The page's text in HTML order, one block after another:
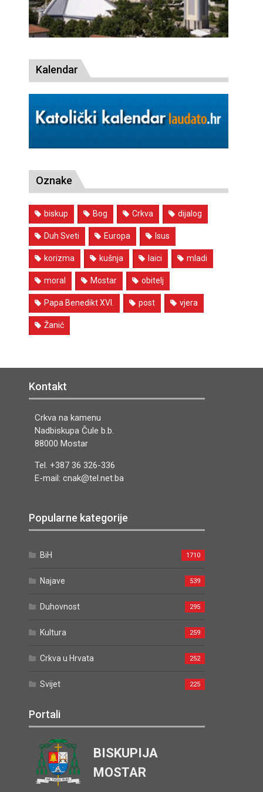
Kalendar
Oznake
biskup Bog Crkva dijalog
Duh Sveti Europa Isus
korizma kušnja laici mladi
moral Mostar obitelj
Papa Benedikt XVI. post vjera
Žanić
Kontakt
Crkva na kamenu
Nadbiskupa Čule b.b.
88000 Mostar
Tel. +387 36 326-336
E-mail: cnak@tel.net.ba
Popularne kategorije
BiH 1710
Najave 539
Duhovnost 295
Kultura 259
Crkva u Hrvata 252
Svijet 225
Portali
BISKUPIJA
MOSTAR